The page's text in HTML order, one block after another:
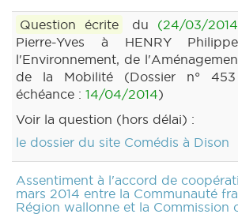
Question écrite du (24/03/
Pierre-Yves à HENRY
l'Environnement, de
de la Mobilité (Dossier n° 453
échéance : 14/04/2014)
Voir la question (hors délai) :
le dossier du site Comédis à Dison
Assentiment à l'accord de
mars 2014 entre la Communauté
Région wallonne et la Commission